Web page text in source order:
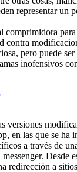
representar un
comprimidora
contra
pero puede
inofensivos
versiones
en las que se ha
a través de
Desde
redirección a